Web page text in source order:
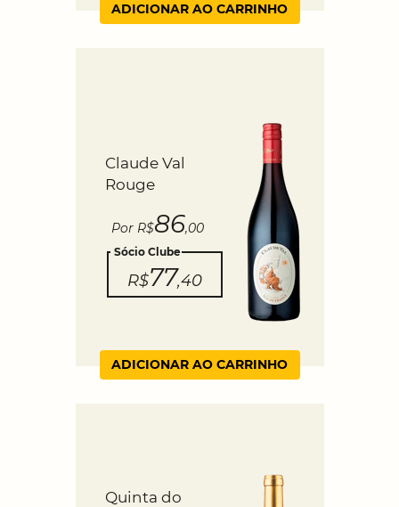
ADICIONAR AO CARRINHO
Claude Val
Rouge
Por R$86,00
Sócio Clube
R$77,40
ADICIONAR AO CARRINHO
Quinta do